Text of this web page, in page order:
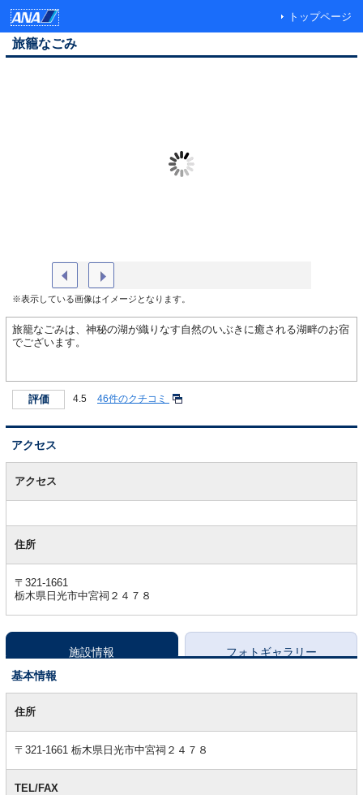
トップページ
旅籠なごみ
※表示している画像はイメージとなります。
旅籠なごみは、神秘の湖が織りなす自然のいぶきに癒される湖畔のお宿
でございます。
評価 4.5 46件のクチコミ
アクセス
アクセス
住所
〒321-1661
栃木県日光市中宮祠２４７８
施設情報
フォトギャラリー
基本情報
本住所
〒321-1661 栃木県日光市中宮祠２４７８
TEL/FAX